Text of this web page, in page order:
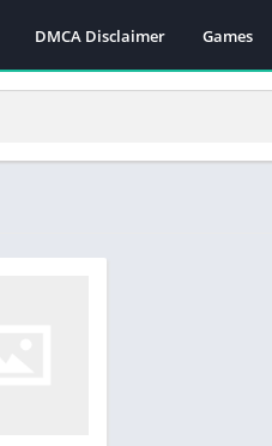
DMCA Disclaimer Games